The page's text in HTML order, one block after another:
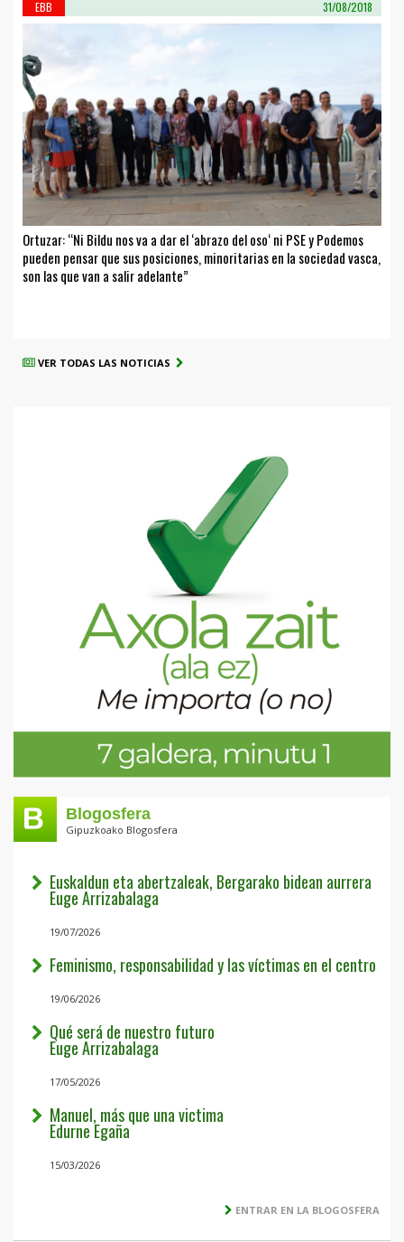
EBB 31/08/2018
Ortuzar: “Ni Bildu nos va a dar el ‘abrazo del oso‘ ni PSE y Podemos
pueden pensar que sus posiciones, minoritarias en la sociedad vasca,
son las que van a salir adelante”
VER TODAS LAS NOTICIAS
Blogosfera
Gipuzkoako Blogosfera
Euskaldun eta abertzaleak, Bergarako bidean aurrera
Euge Arrizabalaga
19/07/2026
Feminismo, responsabilidad y las víctimas en el centro
19/06/2026
Qué será de nuestro futuro
Euge Arrizabalaga
17/05/2026
Manuel, más que una victima
Edurne Egaña
15/03/2026
ENTRAR EN LA BLOGOSFERA